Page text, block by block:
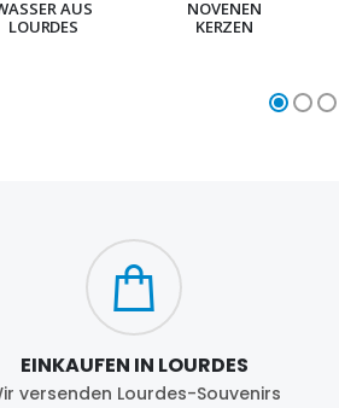
AUS
LOURDES
NOVENEN
KERZEN
EINKAUFEN IN LOURDES
versenden Lourdes-Souvenirs